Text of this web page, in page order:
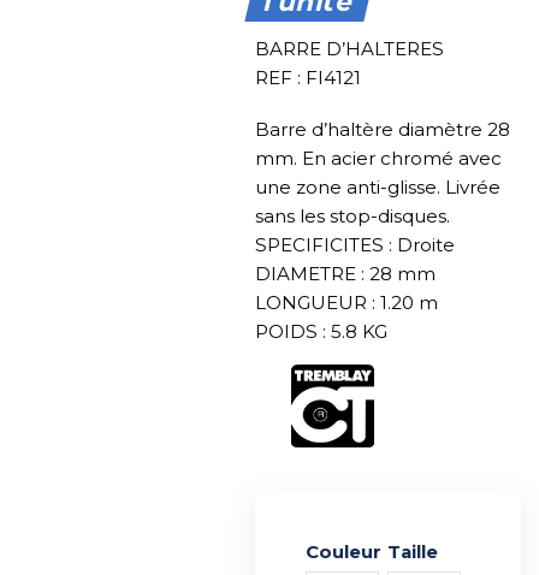
BARRE D’HALTERES
REF : FI4121
Barre d’haltère diamètre 28
mm. En acier chromé avec
une zone anti-glisse. Livrée
sans les stop-disques.
SPECIFICITES : Droite
DIAMETRE : 28 mm
LONGUEUR : 1.20 m
POIDS : 5.8 KG
Couleur Taille
Alternative: